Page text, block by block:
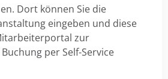
Dort können Sie die
eingeben und diese
zur
per Self-Service